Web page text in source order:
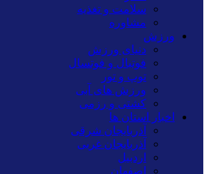
سلامت و تغذیه
مشاوره
ورزش
دنیای ورزش
فوتبال و فوتسال
توپ و تور
ورزش های آبی
کشتی و رزمی
اخبار استان ها
آذربایجان شرقی
آذربایجان غربی
اردبیل
اصفهان